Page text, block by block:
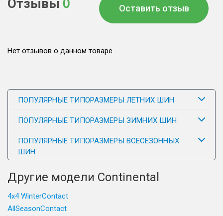
Отзывы 0 Оставить отзыв
Нет отзывов о данном товаре.
ПОПУЛЯРНЫЕ ТИПОРАЗМЕРЫ ЛЕТНИХ ШИН
ПОПУЛЯРНЫЕ ТИПОРАЗМЕРЫ ЗИМНИХ ШИН
ПОПУЛЯРНЫЕ ТИПОРАЗМЕРЫ ВСЕСЕЗОННЫХ
ШИН
Другие модели Continental
4x4 WinterContact
AllSeasonContact